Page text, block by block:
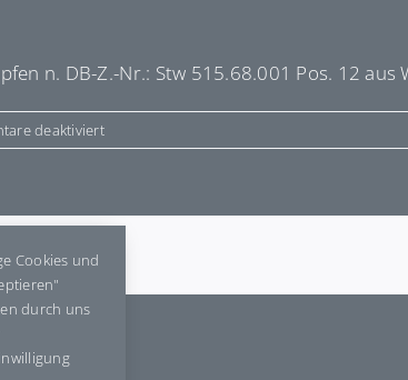
n. DB-Z.-Nr.: Stw 515.68.001 Pos. 12 aus
deaktiviertfür
E9360
Cookies und
durch uns